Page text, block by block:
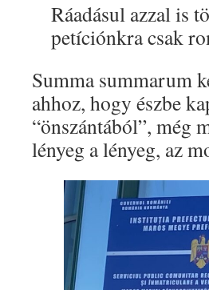
Ráadásul azzal is
petíciónkra csak
Summa summarum
ahhoz, hogy észbe
“önszántából”, még
lényeg a lényeg, az